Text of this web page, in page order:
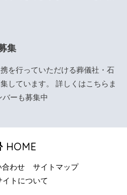
集
を行っていただける葬儀社・石
しています。 詳しくはこちら ま
ーも募集中
HOME
合わせ
サイトマップ
イトについて